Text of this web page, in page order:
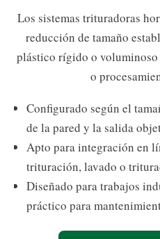
Los sistemas trituradoras
reducción de tamaño
plástico rígido o voluminoso
o
Configurado según el
de la pared y la salida
Apto para integración en
trituración, lavado o
Diseñado para trabajos
práctico para